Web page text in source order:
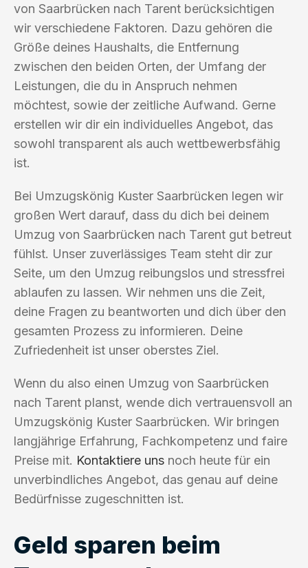
von Saarbrücken nach Tarent berücksichtigen
wir verschiedene Faktoren. Dazu gehören die
Größe deines Haushalts, die Entfernung
zwischen den beiden Orten, der Umfang der
Leistungen, die du in Anspruch nehmen
möchtest, sowie der zeitliche Aufwand. Gerne
erstellen wir dir ein individuelles Angebot, das
sowohl transparent als auch wettbewerbsfähig
ist.
Bei Umzugskönig Kuster Saarbrücken legen wir
großen Wert darauf, dass du dich bei deinem
Umzug von Saarbrücken nach Tarent gut betreut
fühlst. Unser zuverlässiges Team steht dir zur
Seite, um den Umzug reibungslos und stressfrei
ablaufen zu lassen. Wir nehmen uns die Zeit,
deine Fragen zu beantworten und dich über den
gesamten Prozess zu informieren. Deine
Zufriedenheit ist unser oberstes Ziel.
Wenn du also einen Umzug von Saarbrücken
nach Tarent planst, wende dich vertrauensvoll an
Umzugskönig Kuster Saarbrücken. Wir bringen
langjährige Erfahrung, Fachkompetenz und faire
Preise mit. Kontaktiere uns noch heute für ein
unverbindliches Angebot, das genau auf deine
Bedürfnisse zugeschnitten ist.
Geld sparen beim